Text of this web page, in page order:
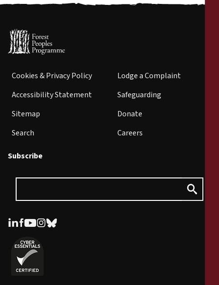
Cookies & Privacy Policy
Accessibility Statement
Sitemap
Search
Lodge a Complaint
Safeguarding
Donate
Careers
Subscribe